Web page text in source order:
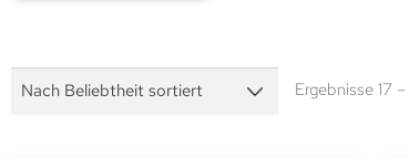
Ergebnisse 17